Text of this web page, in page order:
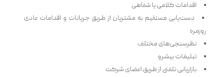
اقدامات کلامی یا شفاهی
دست‌یابی مستقیم به مشتریان از طریق جریانات و اقدامات عادی
روزمره
نظرسنجی‌های مختلف
تبلیغات پیشرو
بازاریابی تلفنی از طریق اعضای شرکت